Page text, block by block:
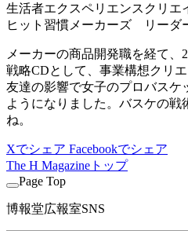
生活者エクスペリエンスクリ
ヒット習慣メーカーズ リーダ
メーカーの商品開発職を経て、
戦略CDとして、事業構想クリ
友達の影響で女子のプロバスケ
ようになりました。バスケの戦
ね。
Xでシェア Facebookでシェア
The H Magazineトップ
Page Top
博報堂広報室SNS